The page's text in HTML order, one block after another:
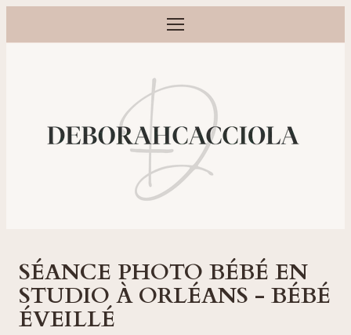
Ouvrir le menu
Photographe grossesse, naissance, bébé et famille à Orléans
SÉANCE PHOTO BÉBÉ EN
STUDIO À ORLÉANS - BÉBÉ
ÉVEILLÉ